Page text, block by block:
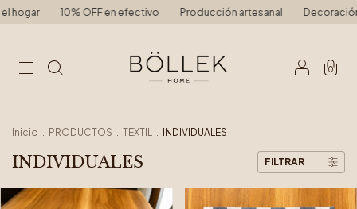
10% OFF en efectivo Producción artesanal Decoración y
0
Inicio . PRODUCTOS . TEXTIL . INDIVIDUALES
INDIVIDUALES FILTRAR